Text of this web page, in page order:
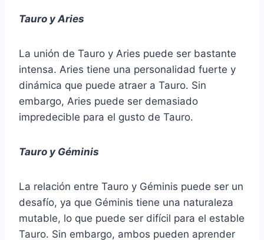
Tauro y Aries
La unión de Tauro y Aries puede ser bastante
intensa. Aries tiene una personalidad fuerte y
dinámica que puede atraer a Tauro. Sin
embargo, Aries puede ser demasiado
impredecible para el gusto de Tauro.
Tauro y Géminis
La relación entre Tauro y Géminis puede ser un
desafío, ya que Géminis tiene una naturaleza
mutable, lo que puede ser difícil para el estable
Tauro. Sin embargo, ambos pueden aprender